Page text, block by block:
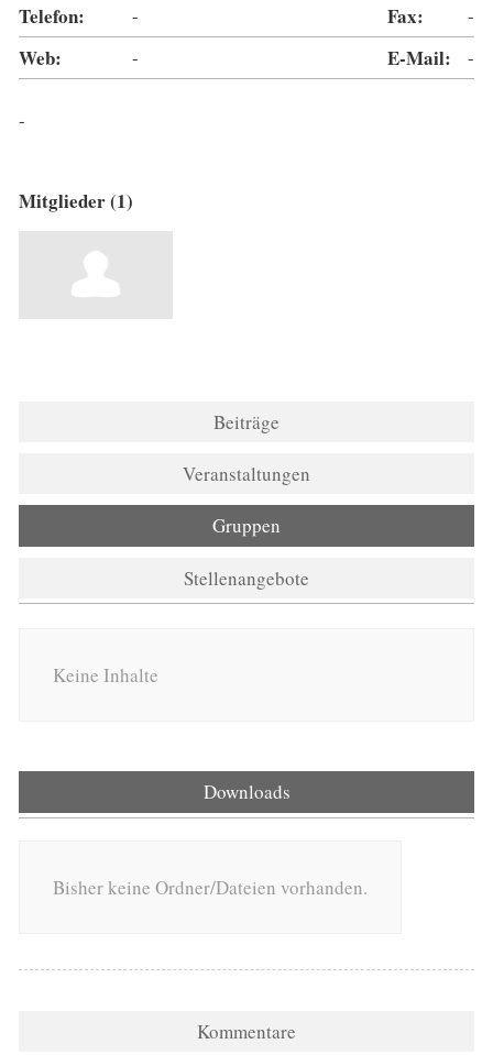
Telefon: - Fax: -
Web: - E-Mail: -
-
Mitglieder (1)
Beiträge
Veranstaltungen
Gruppen
Stellenangebote
Keine Inhalte
Downloads
Bisher keine Ordner/Dateien vorhanden.
Kommentare